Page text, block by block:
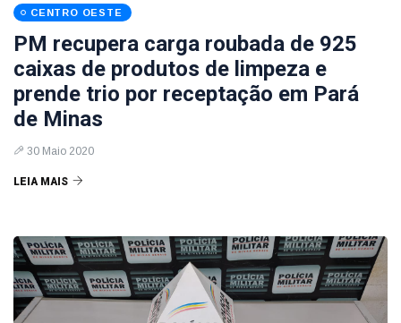
CENTRO OESTE
PM recupera carga roubada de 925
caixas de produtos de limpeza e
prende trio por receptação em Pará
de Minas
30 Maio 2020
LEIA MAIS